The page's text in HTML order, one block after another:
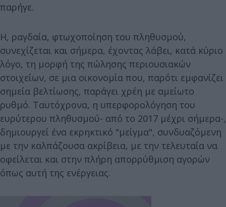
παρήγε.
Η, ραγδαία, φτωχοποίηση του πληθυσμού,
συνεχίζεται και σήμερα, έχοντας λάβει, κατά κύριο
λόγο, τη μορφή της πώλησης περιουσιακών
στοιχείων, σε μια οικονομία που, παρότι εμφανίζει
σημεία βελτίωσης, παράγει χρέη με αμείωτο
ρυθμό. Ταυτόχρονα, η υπερφορολόγηση του
ευρύτερου πληθυσμού- από το 2017 μέχρι σήμερα-,
δημιουργεί ένα εκρηκτικό "μείγμα", συνδυαζόμενη
με την καλπάζουσα ακρίβεια, με την τελευταία να
οφείλεται και στην πλήρη απορρύθμιση αγορών
όπως αυτή της ενέργειας.